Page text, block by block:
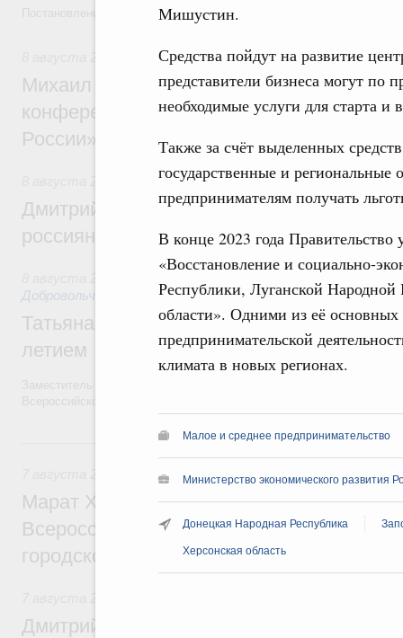
Мишустин.
Средства пойдут на развитие
представители бизнеса могут по
необходимые услуги для старта и
Также за счёт выделенных
государственные и
предпринимателям получать
В конце 2023 года Правительство
«Восстановление и социально-
Республики, Луганской
области». Одними из её
предпринимательской
климата в новых регионах.
Малое и среднее предпринимательство
Министерство экономического развития
Донецкая Народная Республика
Херсонская область
Постановление от 5 августа 2026 года №978
Отрасль информационных технологий
Михаил Мишустин дал поручения по
конференции «Цифровая индустрия
России»
Спорт высших достижений и массовый
Дмитрий Чернышенко и Михаил
россиян с Днём физкультурника
Добровольчество и волонтёрство. Благотворительность
Татьяна Голикова поздравила
летием
7 августа, пятница
Экономика городов. Городская среда
Марат Хуснуллин провёл заседание
Всероссийского конкурса лучших
городской среды
Дмитрий Чернышенко и Сергей Кравцов